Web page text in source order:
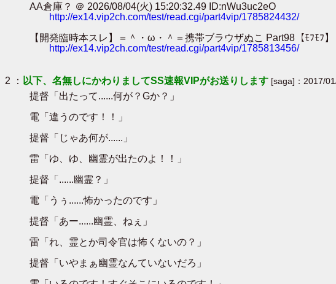
AA倉庫？ ＠ 2026/08/04(火) 15:20:32.49 ID:nWu3uc2eO
http://ex14.vip2ch.com/test/read.cgi/part4vip/1785824432/
【開発臨時本スレ】＝＾・ω・＾＝携帯ブラウザぬこ Part98【ﾓﾌﾓﾌ
http://ex14.vip2ch.com/test/read.cgi/part4vip/1785813456/
2 ： 以下、名無しにかわりましてSS速報VIPがお送りします [saga]：2017/
提督「出たって......何が？Gか？」
電「違うのです！！」
提督「じゃあ何が......」
雷「ゆ、ゆ、幽霊が出たのよ！！」
提督「......幽霊？」
電「うぅ......怖かったのです」
提督「あー......幽霊、ねぇ」
雷「れ、霊とか司令官は怖くないの？」
提督「いやまぁ幽霊なんていないだろ」